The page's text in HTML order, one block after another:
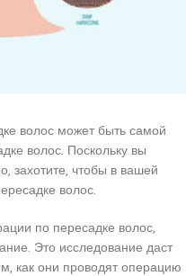
волос может быть самой
волос. Поскольку вы
захотите, чтобы в вашей
волос.
по пересадке волос,
Это исследование даст
как они проводят операцию